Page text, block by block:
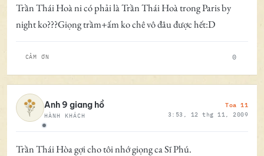
Trần Thái Hoà ni có phải là Trần Thái Hoà trong Paris by
night ko???Giọng trầm+ấm ko chê vô đâu được hết:D
CẢM ƠN 0
Ngoại tuyến
Anh 9 giang hồ
HÀNH KHÁCH
Toa 11
3:53, 12 thg 11, 2009
Trần Thái Hòa gợi cho tôi nhớ giọng ca Sĩ Phú.